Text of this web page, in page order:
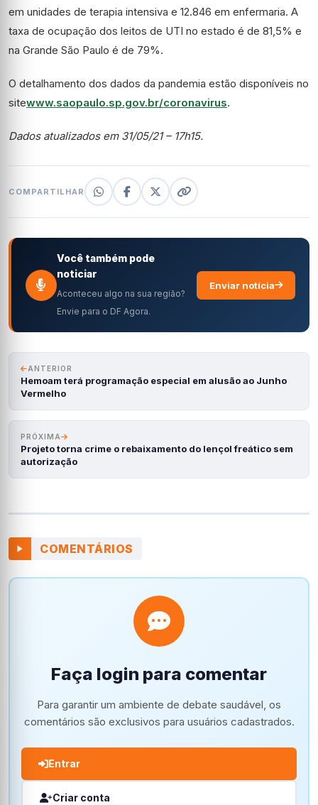
em unidades de terapia intensiva e 12.846 em enfermaria. A
taxa de ocupação dos leitos de UTI no estado é de 81,5% e
na Grande São Paulo é de 79%.
O detalhamento dos dados da pandemia estão disponíveis no
sitewww.saopaulo.sp.gov.br/coronavirus.
Dados atualizados em 31/05/21 – 17h15.
COMPARTILHAR
Você também pode
noticiar
Aconteceu algo na sua região?
Envie para o DF Agora.
Enviar notícia
ANTERIOR
Hemoam terá programação especial em alusão ao Junho
Vermelho
PRÓXIMA
Projeto torna crime o rebaixamento do lençol freático sem
autorização
COMENTÁRIOS
Faça login para comentar
Para garantir um ambiente de debate saudável, os
comentários são exclusivos para usuários cadastrados.
Entrar
Criar conta